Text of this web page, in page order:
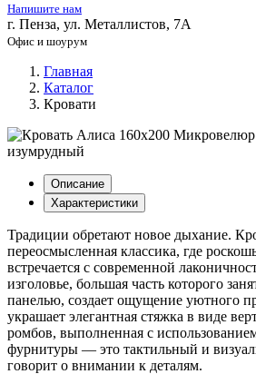
Напишите нам
г. Пенза, ул. Металлистов, 7А
Офис и шоурум
Главная
Каталог
Кровати
Описание
Характеристики
Традиции обретают новое дыхание.
переосмысленная классика, где
встречается с современной
изголовье, большая часть которого
панелью, создает ощущение уютного
украшает элегантная стяжка в виде
ромбов, выполненная с
фурнитуры — это тактильный и
говорит о внимании к деталям.